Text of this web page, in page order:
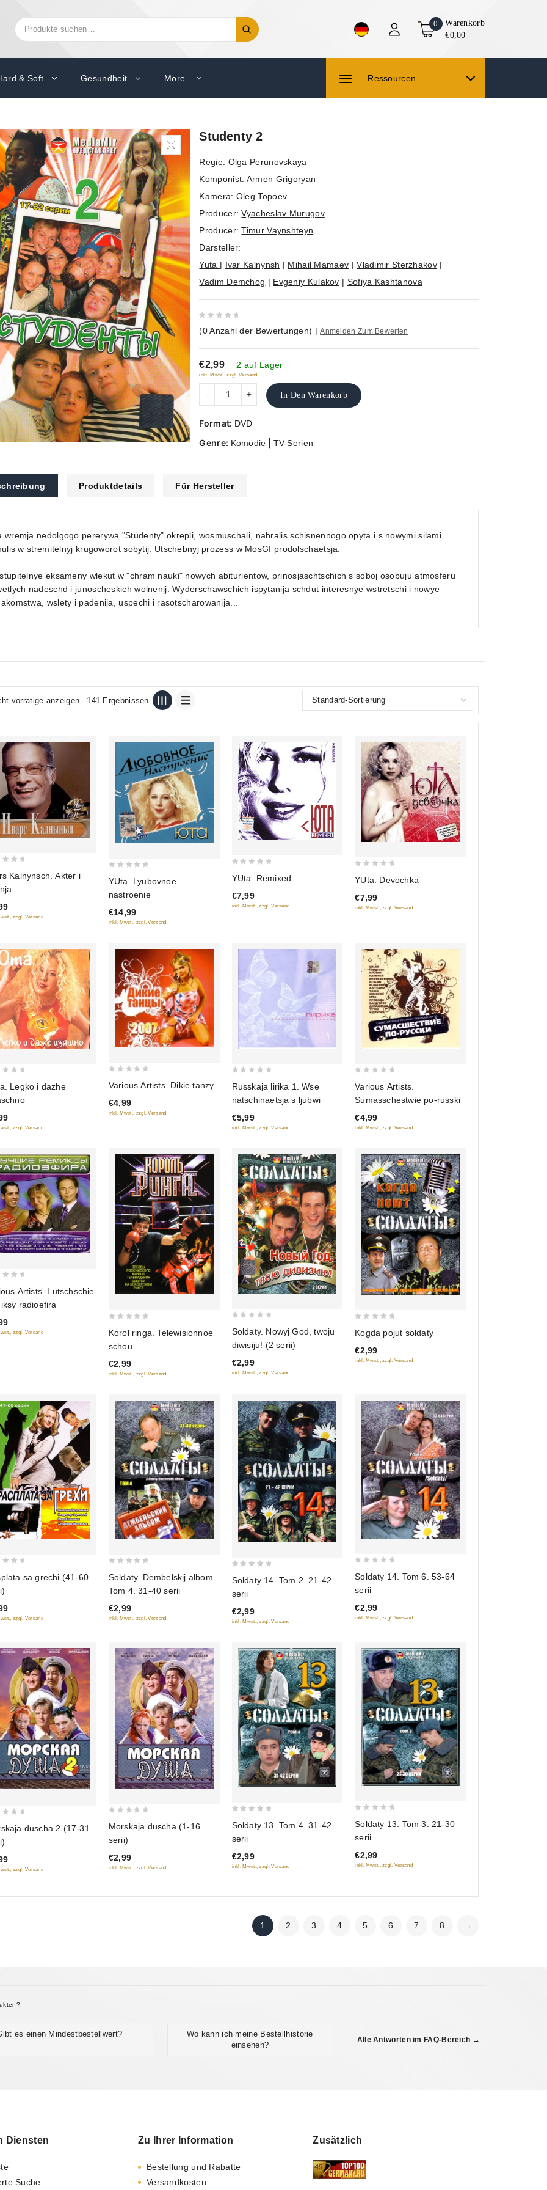
Suchen
nach:
0
Warenkorb
€0,00
& Soft Gesundheit More Ressourcen
Studenty 2
Regie: Olga Perunovskaya
Komponist: Armen Grigoryan
Kamera: Oleg Topoev
Producer:Vyacheslav Murugov
Producer:Timur Vaynshteyn
Darsteller:
Yuta | Ivar Kalnynsh | Mihail Mamaev |Vladimir Sterzhakov|
Vadim Demchog | Evgeniy Kulakov | Sofiya Kashtanova
out
of
5
(0Anzahl der Bewertungen) | Anmelden Zum Bewerten
€2,99 2 auf Lager
inkl. Mwst., zzgl. Versand
In Den Warenkorb
Format: DVD
Genre: Komödie TV-Serien
Produktdetails Für Hersteller
wremja nedolgogo pererywa "Studenty" okrepli, wosmuschali, nabralis schisnennogo opyta i s nowymi silami
w stremitelnyj krugoworot sobytij. Utschebnyj prozess w MosGI prodolschaetsja.
eksameny wlekut w "chram nauki" nowych abiturientow, prinosjaschtschich s soboj osobuju atmosferu
nadeschd i junoscheskich wolnenij. Wyderschawschich ispytanija schdut interesnye wstretschi i nowye
wslety i padenija, uspechi i rasotscharowanija...
vorrätige anzeigen 141 Ergebnissen
Kalnynsch. Akter i
zzgl. Versand
of
5
YUta. Lyubovnoe
nastroenie
€14,99
inkl. Mwst., zzgl. Versand
of
5
YUta. Remixed
€7,99
inkl. Mwst., zzgl. Versand
of
5
YUta. Devochka
€7,99
inkl. Mwst., zzgl. Versand
Legko i dazhe
zzgl. Versand
of
5
Various Artists. Dikie tanzy
€4,99
inkl. Mwst., zzgl. Versand
of
5
Russkaja lirika 1. Wse
natschinaetsja s ljubwi
€5,99
inkl. Mwst., zzgl. Versand
of
5
Various Artists.
Sumasschestwie po-russki
€4,99
inkl. Mwst., zzgl. Versand
Artists. Lutschschie
radioefira
zzgl. Versand
of
5
Korol ringa. Telewisionnoe
schou
€2,99
inkl. Mwst., zzgl. Versand
of
5
Soldaty. Nowyj God, twoju
diwisiju! (2 serii)
€2,99
inkl. Mwst., zzgl. Versand
out
of
5
Kogda pojut soldaty
€2,99
inkl. Mwst., zzgl. Versand
sa grechi (41-60
zzgl. Versand
of
5
Soldaty. Dembelskij albom.
Tom 4. 31-40 serii
€2,99
inkl. Mwst., zzgl. Versand
of
5
Soldaty 14. Tom 2. 21-42
serii
€2,99
inkl. Mwst., zzgl. Versand
of
5
Soldaty 14. Tom 6. 53-64
serii
€2,99
inkl. Mwst., zzgl. Versand
duscha 2 (17-31
zzgl. Versand
of
5
Morskaja duscha (1-16
serii)
€2,99
inkl. Mwst., zzgl. Versand
of
5
Soldaty 13. Tom 4. 31-42
serii
€2,99
inkl. Mwst., zzgl. Versand
of
5
Soldaty 13. Tom 3. 21-30
serii
€2,99
inkl. Mwst., zzgl. Versand
1 2 3 4 5 6 7 8 →
es einen Mindestbestellwert?
Wo kann ich meine Bestellhistorie
einsehen?
Alle Antworten im FAQ-Bereich →
Diensten
Suche
Zu Ihrer Information
Bestellung und Rabatte
Versandkosten
Zusätzlich